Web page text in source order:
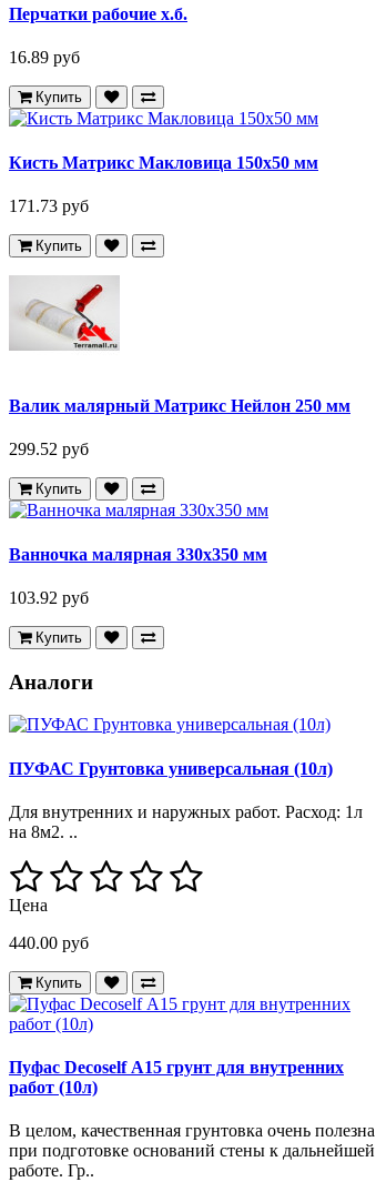
Перчатки рабочие х.б.
16.89 руб
Купить
Кисть Матрикс Макловица 150х50 мм
171.73 руб
Купить
Валик малярный Матрикс Нейлон 250 мм
299.52 руб
Купить
Ванночка малярная 330x350 мм
103.92 руб
Купить
Аналоги
ПУФАС Грунтовка универсальная (10л)
Для внутренних и наружных работ. Расход: 1л
на 8м2. ..
Цена
440.00 руб
Купить
Пуфас Decoself А15 грунт для внутренних
работ (10л)
В целом, качественная грунтовка очень полезна
при подготовке оснований стены к дальнейшей
работе. Гр..